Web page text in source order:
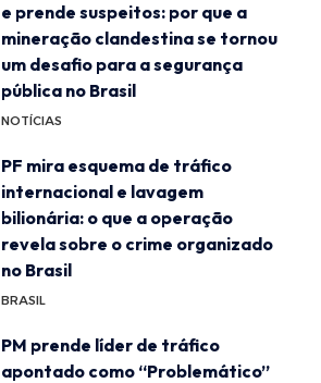
e prende suspeitos: por que a
mineração clandestina se tornou
um desafio para a segurança
pública no Brasil
NOTÍCIAS
PF mira esquema de tráfico
internacional e lavagem
bilionária: o que a operação
revela sobre o crime organizado
no Brasil
BRASIL
PM prende líder de tráfico
apontado como “Problemático”